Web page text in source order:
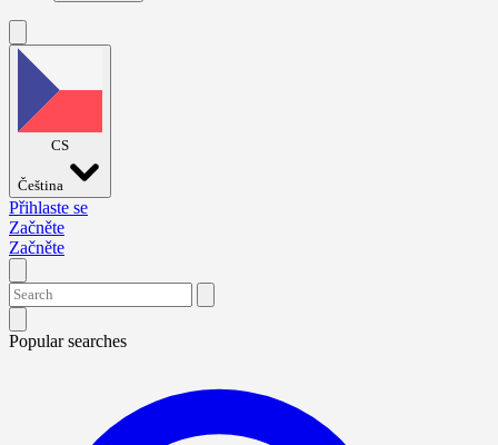
CS
Čeština
Přihlaste se
Začněte
Začněte
Popular searches